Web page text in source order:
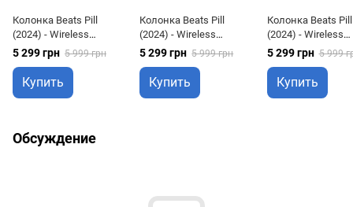
Колонка Beats Pill
(2024) - Wireless
Bluetooth Speaker -
Matte Black (MW443)
5 299 грн 5 999 грн
Купить
Колонка Beats Pill
(2024) - Wireless
Bluetooth Speaker -
Statement Red
(MWQW3)
5 299 грн 5 999 грн
Купить
Колонка Beats Pill
(2024) - Wireless
Bluetooth Speaker
Champagne Gold
(MW463)
5 299 грн 5 999
Купить
Обсуждение